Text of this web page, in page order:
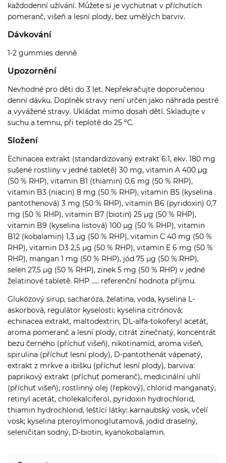
každodenní užívání. Můžete si je vychutnat v příchutích
pomeranč, višeň a lesní plody, bez umělých barviv.
Dávkování
1-2 gummies denně
Upozornění
Nevhodné pro děti do 3 let. Nepřekračujte doporučenou
denní dávku. Doplněk stravy není určen jako náhrada pestré
a vyvážené stravy. Ukládat mimo dosah dětí. Skladujte v
suchu a temnu, při teplotě do 25 ºC.
Složení
Echinacea extrakt (standardizovaný extrakt 6:1, ekv. 180 mg
sušené rostliny v jedné tabletě) 30 mg, vitamin A 400 µg
(50 % RHP), vitamin B1 (thiamin) 0,6 mg (50 % RHP),
vitamin B3 (niacin) 8 mg (50 % RHP), vitamin B5 (kyselina
pantothenová) 3 mg (50 % RHP), vitamin B6 (pyridoxin) 0,7
mg (50 % RHP), vitamin B7 (biotin) 25 µg (50 % RHP),
vitamin B9 (kyselina listová) 100 µg (50 % RHP), vitamin
B12 (kobalamin) 1,3 µg (50 % RHP), vitamin C 40 mg (50 %
RHP), vitamin D3 2,5 µg (50 % RHP), vitamin E 6 mg (50 %
RHP), mangan 1 mg (50 % RHP), jód 75 µg (50 % RHP),
selen 27,5 µg (50 % RHP), zinek 5 mg (50 % RHP) v jedné
želatinové tabletě. RHP ….. referenční hodnota příjmu.
Glukózový sirup, sacharóza, želatina, voda, kyselina L-
askorbová, regulátor kyselosti: kyselina citrónová;
echinacea extrakt, maltodextrin, DL-alfa-tokoferyl acetát,
aroma pomeranč a lesní plody, citrát zinečnatý, koncentrát
bezu černého (příchuť višeň), nikotinamid, aroma višeň,
spirulina (příchuť lesní plody), D-pantothenát vápenatý,
extrakt z mrkve a ibišku (příchuť lesní plody), barviva:
paprikový extrakt (příchuť pomeranč), medicinální uhlí
(příchuť višeň); rostlinný olej (řepkový), chlorid manganatý,
retinyl acetát, cholekalciferol, pyridoxin hydrochlorid,
thiamin hydrochlorid, leštící látky: karnaubský vosk, včelí
vosk; kyselina pteroylmonoglutamová, jodid draselný,
seleničitan sodný, D-biotin, kyanokobalamin.